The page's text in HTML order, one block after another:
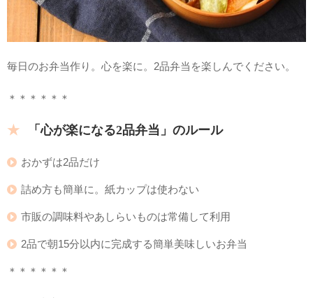
毎日のお弁当作り。心を楽に。2品弁当を楽しんでください。
＊＊＊＊＊＊
「心が楽になる2品弁当」のルール
おかずは2品だけ
詰め方も簡単に。紙カップは使わない
市販の調味料やあしらいものは常備して利用
2品で朝15分以内に完成する簡単美味しいお弁当
＊＊＊＊＊＊